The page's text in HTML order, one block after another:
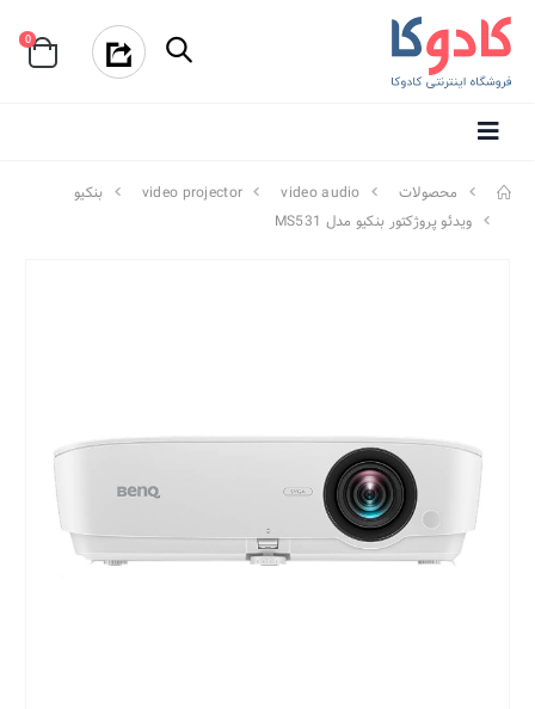
0
محصولات video audio
video projector
بنکیو
ویدئو پروژکتور بنکیو مدل MS531